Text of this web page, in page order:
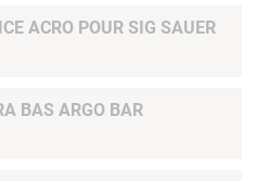
ACRO POUR SIG SAUER
BAS ARGO BAR